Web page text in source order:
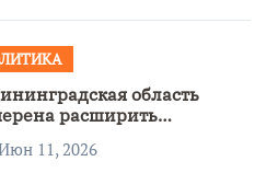
область
расширить
с Узбекистаном
11, 2026